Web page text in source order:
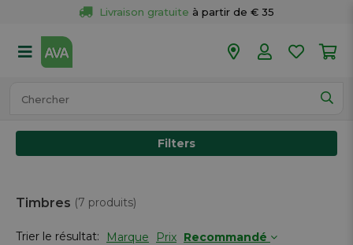
Livraison gratuite à partir de € 35
50 magasins
Filters
Timbres (7 produits)
Trier le résultat: Marque Prix Recommandé